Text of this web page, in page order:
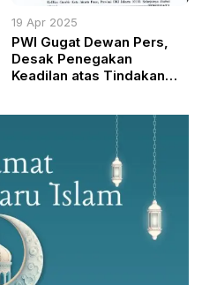
19 Apr 2025
PWI Gugat Dewan Pers,
Desak Penegakan
Keadilan atas Tindakan